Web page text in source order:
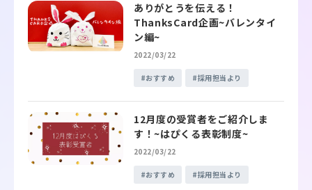
2022/03/22
ありがとうを伝える！
ThanksCard企画~バレンタイ
ン編~
おすすめ 採用担当より
2022/03/22
12月度の受賞者をご紹介しま
す！~はぴくる表彰制度~
おすすめ 採用担当より